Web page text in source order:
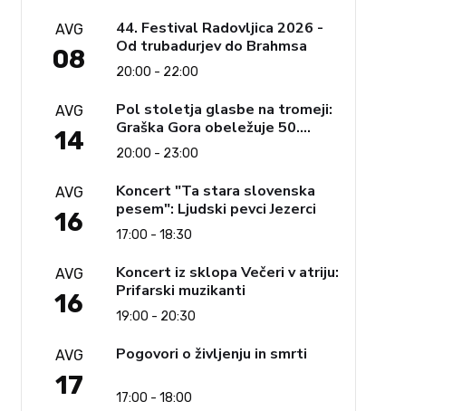
AVG
08
44. Festival Radovljica 2026 -
Od trubadurjev do Brahmsa
20:00 - 22:00
AVG
14
Pol stoletja glasbe na tromeji:
Graška Gora obeležuje 50.
jubilejni festival narodno-
zabavne glasbe
20:00 - 23:00
AVG
16
Koncert "Ta stara slovenska
pesem": Ljudski pevci Jezerci
17:00 - 18:30
AVG
16
Koncert iz sklopa Večeri v atriju:
Prifarski muzikanti
19:00 - 20:30
AVG
17
Pogovori o življenju in smrti
17:00 - 18:00